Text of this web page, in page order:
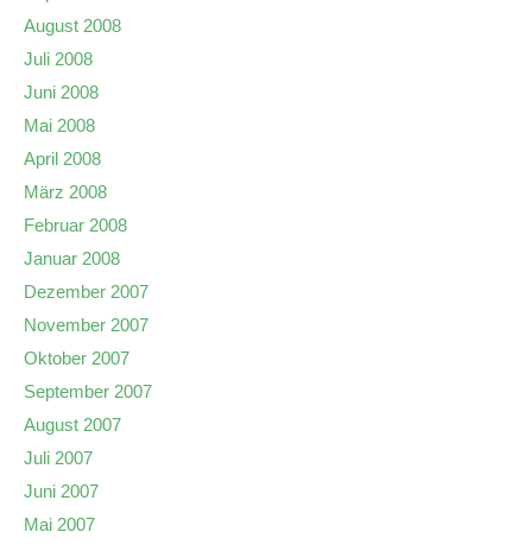
August 2008
Juli 2008
Juni 2008
Mai 2008
April 2008
März 2008
Februar 2008
Januar 2008
Dezember 2007
November 2007
Oktober 2007
September 2007
August 2007
Juli 2007
Juni 2007
Mai 2007